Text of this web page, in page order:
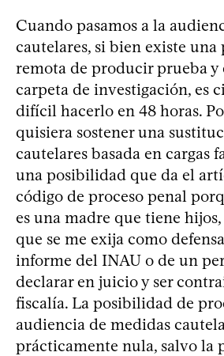
Cuando pasamos a la
cautelares, si bien existe
remota de producir prueba y
carpeta de investigación, es
difícil hacerlo en 48 horas.
quisiera sostener una
cautelares basada en cargas
una posibilidad que da el
código de proceso penal
es una madre que tiene
que se me exija como
informe del INAU o de un
declarar en juicio y ser
fiscalía. La posibilidad de
audiencia de medidas
prácticamente nula, salvo la